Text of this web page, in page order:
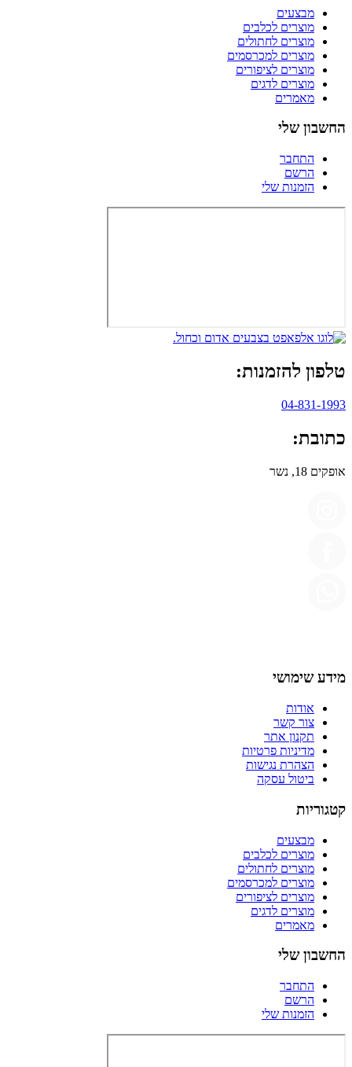
מבצעים
מוצרים לכלבים
מוצרים לחתולים
מוצרים למכרסמים
מוצרים לציפורים
מוצרים לדגים
מאמרים
החשבון שלי
התחבר
הרשם
הזמנות שלי
טלפון להזמנות:
04-831-1993
כתובת:
אופקים 18, נשר
מידע שימושי
אודות
צור קשר
תקנון אתר
מדיניות פרטיות
הצהרת נגישות
ביטול עסקה
קטגוריות
מבצעים
מוצרים לכלבים
מוצרים לחתולים
מוצרים למכרסמים
מוצרים לציפורים
מוצרים לדגים
מאמרים
החשבון שלי
התחבר
הרשם
הזמנות שלי